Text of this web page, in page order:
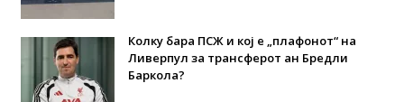
Колку бара ПСЖ и кој е „плафонот“ на
Ливерпул за трансферот ан Бредли
Баркола?